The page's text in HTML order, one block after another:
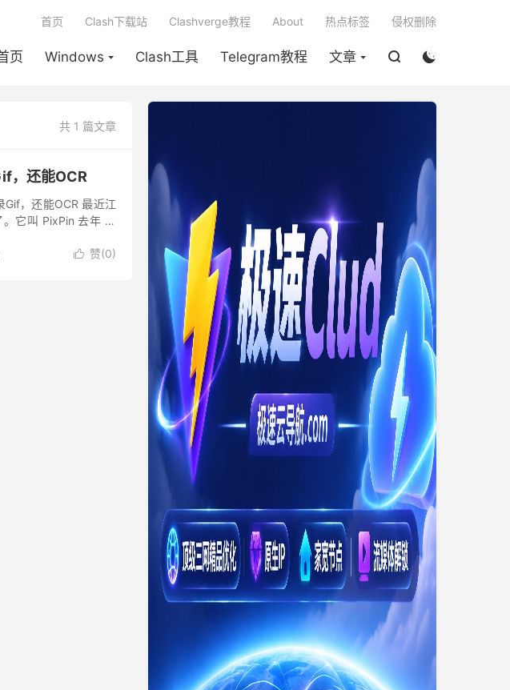
页 Windows Clash工具 Telegram教程 文章  
首页 Clash下载站 Clashverge教程 About 热点标签 侵权删除
共 1 篇文章
，还能OCR
，还能OCR 最近江
它叫 PixPin 去年 11
 赞(0)